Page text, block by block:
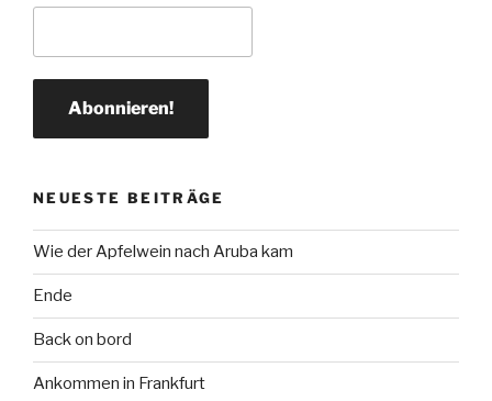
NEUESTE BEITRÄGE
Wie der Apfelwein nach Aruba kam
Ende
Back on bord
Ankommen in Frankfurt